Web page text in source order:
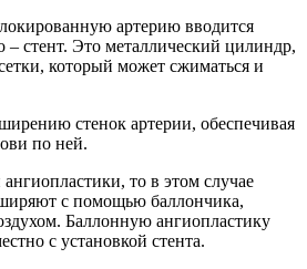
артерию вводится
– стент. Это металлический цилиндр,
который может сжиматься и
стенок артерии, обеспечивая
по ней.
то в этом случае
с помощью баллончика,
Баллонную ангиопластику
с установкой стента.